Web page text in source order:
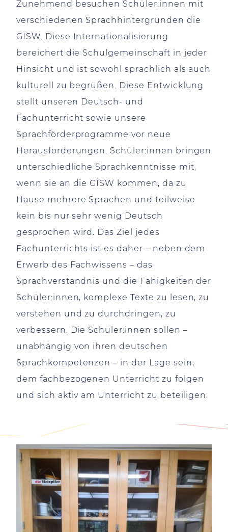
Zunehmend besuchen Schüler:innen mit
verschiedenen Sprachhintergründen die
GISW. Diese Internationalisierung
bereichert die Schulgemeinschaft in jeder
Hinsicht und ist sowohl sprachlich als auch
kulturell zu begrüßen. Diese Entwicklung
stellt unseren Deutsch- und
Fachunterricht sowie unsere
Sprachförderprogramme vor neue
Herausforderungen. Schüler:innen bringen
unterschiedliche Sprachkenntnisse mit,
wenn sie an die GISW kommen, da zu
Hause mehrere Sprachen und teilweise
kein bis nur sehr wenig Deutsch
gesprochen wird. Das Ziel jedes
Fachunterrichts ist es daher – neben dem
Erwerb des Fachwissens – das
Sprachverständnis und die Fähigkeiten der
Schüler:innen, komplexe Texte zu lesen, zu
verstehen und zu durchdringen, zu
verbessern. Die Schüler:innen sollen –
unabhängig von ihren deutschen
Sprachkompetenzen – in der Lage sein,
dem fachbezogenen Unterricht zu folgen
und sich aktiv am Unterricht zu beteiligen.